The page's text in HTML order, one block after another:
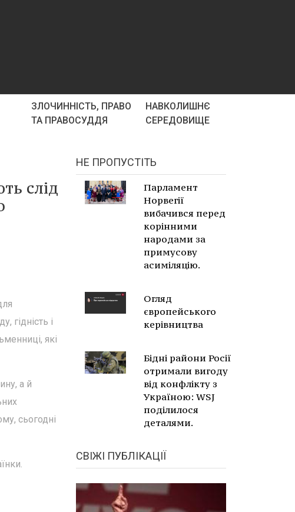
ЗЛОЧИННІСТЬ, ПРАВО
ТА ПРАВОСУДДЯ
НАВКОЛИШНЄ
СЕРЕДОВИЩЕ
слід
гідність і
які
а й
сьогодні
НЕ ПРОПУСТІТЬ
Парламент
Норвегії
вибачився перед
корінними
народами за
примусову
асиміляцію.
Огляд
європейського
керівництва
Бідні райони Росії
отримали вигоду
від конфлікту з
Україною: WSJ
поділилося
деталями.
СВІЖІ ПУБЛІКАЦІЇ